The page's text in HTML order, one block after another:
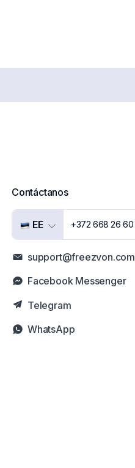
Contáctanos
EE +372 668 26 60
support@freezvon.com
Facebook Messenger
Telegram
WhatsApp